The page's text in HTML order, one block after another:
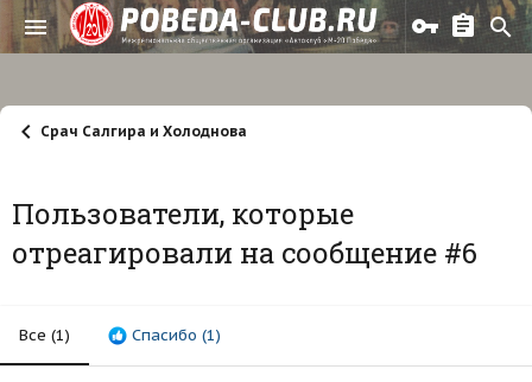
Срач Салгира и Холоднова
Пользователи, которые
отреагировали на сообщение #6
Все (1) Спасибо (1)